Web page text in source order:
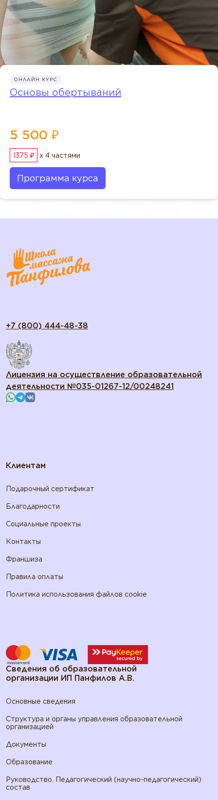
ОНЛАЙН КУРС
Основы обертываний
5 500 ₽
1375 ₽ x 4 частями
Программа курса
Лицензия на осуществление образовательной
деятельности №035-01267-12/00248241
Клиентам
Подарочный сертификат
Благодарности
Социальные проекты
Контакты
Франшиза
Правила оплаты
Политика использования файлов cookie
+7 (800) 444-48-38
Сведения об образовательной
организации ИП Панфилов А.В.
Основные сведения
Структура и органы управления образовательной
организацией
Документы
Образование
Руководство. Педагогический (научно-педагогический)
состав